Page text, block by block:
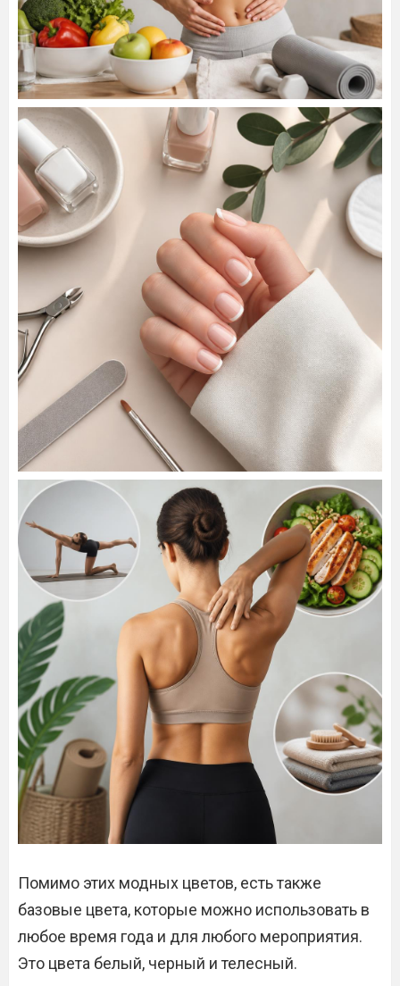
Помимо этих модных цветов, есть также
базовые цвета, которые можно использовать в
любое время года и для любого мероприятия.
Это цвета белый, черный и телесный.